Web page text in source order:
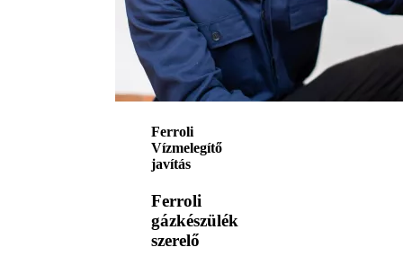
Ferroli
Vízmelegítő
javítás
Ferroli
gázkészülék
szerelő